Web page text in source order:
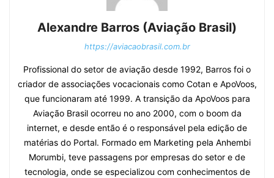
Alexandre Barros (Aviação Brasil)
https://aviacaobrasil.com.br
Profissional do setor de aviação desde 1992, Barros foi o
criador de associações vocacionais como Cotan e ApoVoos,
que funcionaram até 1999. A transição da ApoVoos para
Aviação Brasil ocorreu no ano 2000, com o boom da
internet, e desde então é o responsável pela edição de
matérias do Portal. Formado em Marketing pela Anhembi
Morumbi, teve passagens por empresas do setor e de
tecnologia, onde se especializou com conhecimentos de